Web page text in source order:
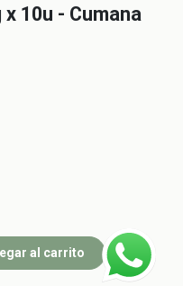
10u - Cumana
al carrito